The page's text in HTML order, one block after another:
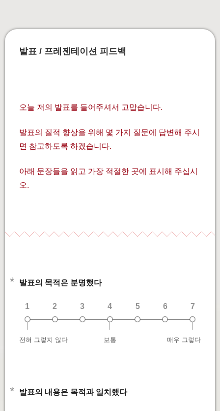
발표 / 프레젠테이션 피드백
오늘 저의 발표를 들어주셔서 고맙습니다.
발표의 질적 향상을 위해 몇 가지 질문에 답변해 주시
면 참고하도록 하겠습니다.
아래 문장들을 읽고 가장 적절한 곳에 표시해 주십시
오.
* 발표의 목적은 분명했다
1 2 3 4 5 6 7
전혀 그렇지 않다 보통 매우 그렇다
* 발표의 내용은 목적과 일치했다